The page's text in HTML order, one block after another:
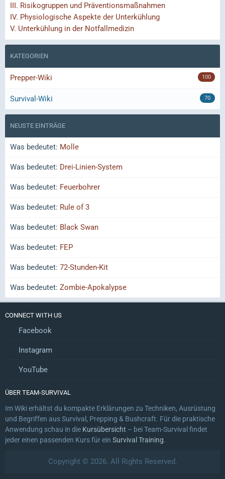
III. Risikogruppen und Präventionsmaßnahmen
IV. Physiologische Aspekte der Unterkühlung
V. Unterkühlung in der Notfallmedizin
KATEGORIEN
Prepper-Wiki 100
Survival-Wiki 70
NEUSTE EINTRÄGE
Was bedeutet: Molle
Was bedeutet: Drei-Linien-System
Was bedeutet: Feuerbohrer
Was bedeutet: Rule of 3
Was bedeutet: Black Swan
Was bedeutet: FEP
Was bedeutet: 72-Stunden-Kit
Was bedeutet: Zombie-Apokalypse
CONNECT WITH US
Facebook
Instagram
YouTube
ÜBER TEAM-SURVIVAL
Im Wiki erhältst du kompakte Erklärungen zu Techniken, Ausrüstung
und Begriffen aus Survival, Prepping & Bushcraft. Für die praktische
Anwendung schau in die Kursübersicht – bei Team-Survival findet
jeder einen passenden Kurs für ein Survival Training.
Copyright © 2026. All Rights Reserved.